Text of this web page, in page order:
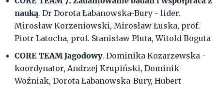
nauką. Dr Dorota Łabanowska-Bury - lider.
Mirosław Korzeniowski, Mirosław Łuska, prof.
Piotr Latocha, prof. Stanisław Pluta, Witold Boguta
CORE TEAM Jagodowy. Dominika Kozarzewska -
koordynator, Andrzej Krupiński, Dominik
Woźniak, Dorota Łabanowska-Bury, Hubert